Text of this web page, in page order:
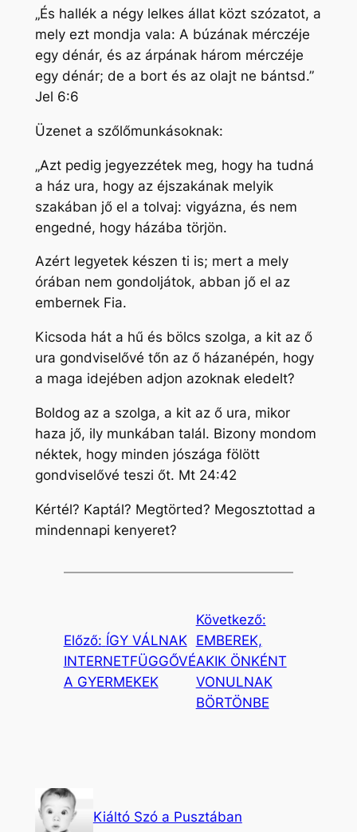
„És hallék a négy lelkes állat közt szózatot, a
mely ezt mondja vala: A búzának mérczéje
egy dénár, és az árpának három mérczéje
egy dénár; de a bort és az olajt ne bántsd.”
Jel 6:6
Üzenet a szőlőmunkásoknak:
„Azt pedig jegyezzétek meg, hogy ha tudná
a ház ura, hogy az éjszakának melyik
szakában jő el a tolvaj: vigyázna, és nem
engedné, hogy házába törjön.
Azért legyetek készen ti is; mert a mely
órában nem gondoljátok, abban jő el az
embernek Fia.
Kicsoda hát a hű és bölcs szolga, a kit az ő
ura gondviselővé tőn az ő házanépén, hogy
a maga idejében adjon azoknak eledelt?
Boldog az a szolga, a kit az ő ura, mikor
haza jő, ily munkában talál. Bizony mondom
néktek, hogy minden jószága fölött
gondviselővé teszi őt. Mt 24:42
Kértél? Kaptál? Megtörted? Megosztottad a
mindennapi kenyeret?
Előző: ÍGY VÁLNAK
INTERNETFÜGGŐVÉ
A GYERMEKEK
Következő:
EMBEREK,
AKIK ÖNKÉNT
VONULNAK
BÖRTÖNBE
Kiáltó Szó a Pusztában